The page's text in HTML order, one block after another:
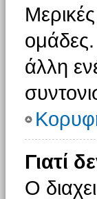
ομάδες.
άλλη
Γιατί
Ο